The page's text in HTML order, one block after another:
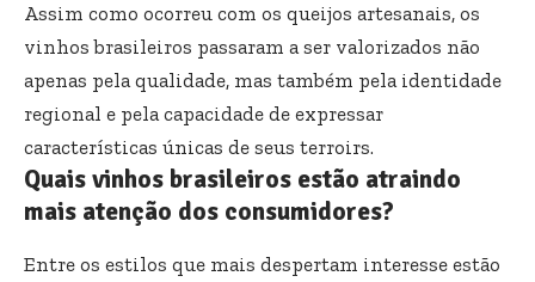
Assim como ocorreu com os queijos artesanais, os
vinhos brasileiros passaram a ser valorizados não
apenas pela qualidade, mas também pela identidade
regional e pela capacidade de expressar
características únicas de seus terroirs.
Quais vinhos brasileiros estão atraindo
mais atenção dos consumidores?
Entre os estilos que mais despertam interesse estão